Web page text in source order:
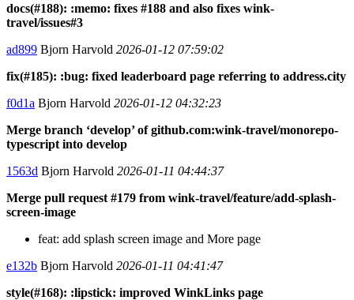
docs(#188): :memo: fixes #188 and also fixes wink-
travel/issues#3
ad899 Bjorn Harvold 2026-01-12 07:59:02
fix(#185): :bug: fixed leaderboard page referring to address.city
f0d1a Bjorn Harvold 2026-01-12 04:32:23
Merge branch ‘develop’ of github.com:wink-travel/monorepo-
typescript into develop
1563d Bjorn Harvold 2026-01-11 04:44:37
Merge pull request #179 from wink-travel/feature/add-splash-
screen-image
feat: add splash screen image and More page
e132b Bjorn Harvold 2026-01-11 04:41:47
style(#168): :lipstick: improved WinkLinks page